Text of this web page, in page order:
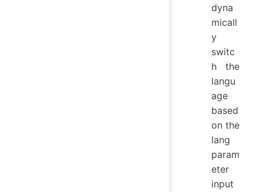
dyna
micall
y
switc
h the
langu
age
based
on the
lang
param
eter
input